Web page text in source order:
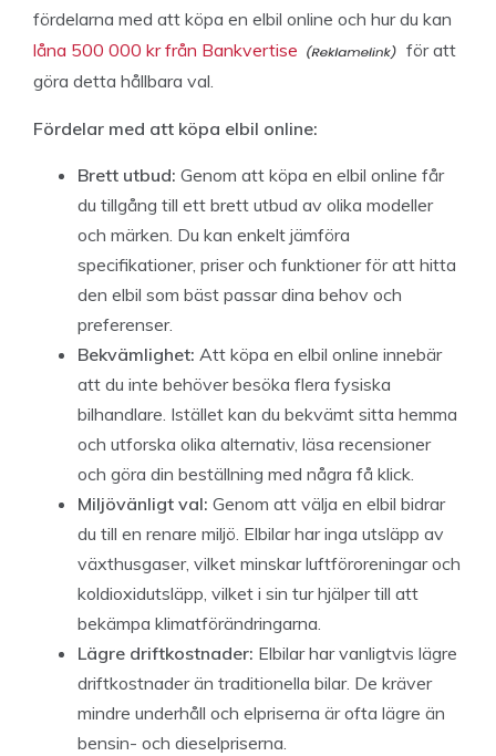
fördelarna med att köpa en elbil online och hur du kan
låna 500 000 kr från Bankvertise
för att
göra detta hållbara val.
Fördelar med att köpa elbil online:
Brett utbud: Genom att köpa en elbil online får
du tillgång till ett brett utbud av olika modeller
och märken. Du kan enkelt jämföra
specifikationer, priser och funktioner för att hitta
den elbil som bäst passar dina behov och
preferenser.
Bekvämlighet: Att köpa en elbil online innebär
att du inte behöver besöka flera fysiska
bilhandlare. Istället kan du bekvämt sitta hemma
och utforska olika alternativ, läsa recensioner
och göra din beställning med några få klick.
Miljövänligt val: Genom att välja en elbil bidrar
du till en renare miljö. Elbilar har inga utsläpp av
växthusgaser, vilket minskar luftföroreningar och
koldioxidutsläpp, vilket i sin tur hjälper till att
bekämpa klimatförändringarna.
Lägre driftkostnader: Elbilar har vanligtvis lägre
driftkostnader än traditionella bilar. De kräver
mindre underhåll och elpriserna är ofta lägre än
bensin- och dieselpriserna.